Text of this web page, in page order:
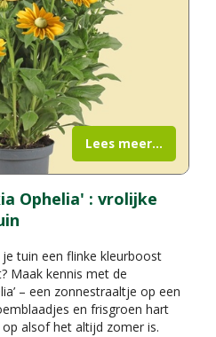
Ophelia' : vrolijke
tuin een flinke kleurboost
Maak kennis met de
– een zonnestraaltje op een
en frisgroen hart
alsof het altijd zomer is.
Lees meer...